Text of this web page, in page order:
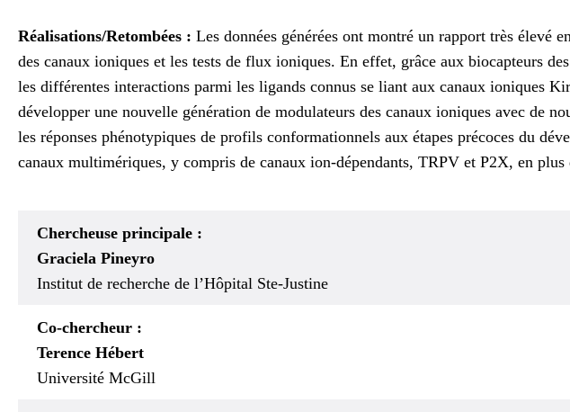
Réalisations/Retombées : Les données générées ont montré un rapport très élevé
des canaux ioniques et les tests de flux ioniques. En effet, grâce aux biocapteurs
les différentes interactions parmi les ligands connus se liant aux canaux ioniques
développer une nouvelle génération de modulateurs des canaux ioniques avec de
les réponses phénotypiques de profils conformationnels aux étapes précoces du
canaux multimériques, y compris de canaux ion-dépendants, TRPV et P2X, en
Chercheuse principale :
Graciela Pineyro
Institut de recherche de l’Hôpital Ste-Justine
Co-chercheur :
Terence Hébert
Université McGill